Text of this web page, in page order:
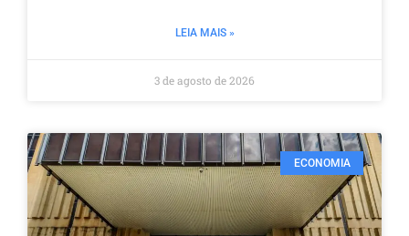
LEIA MAIS »
3 de agosto de 2026
ECONOMIA